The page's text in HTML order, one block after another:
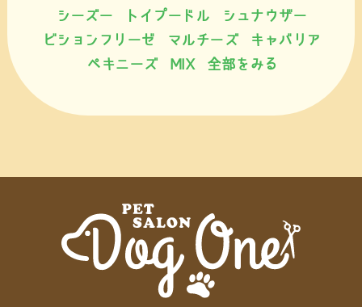
シーズー
トイプードル
シュナウザー
ビションフリーゼ
マルチーズ
キャバリア
ペキニーズ
MIX 全部をみる